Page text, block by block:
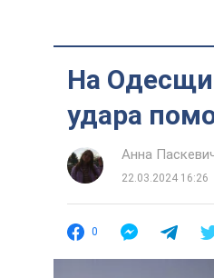
На
удара
Анна
22.03.2024 16:26
0